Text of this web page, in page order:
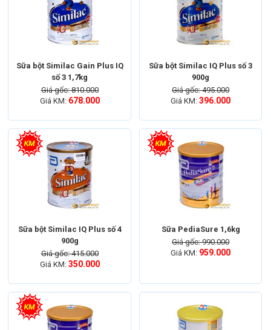
Sữa bột Similac Gain Plus IQ
số 3 1,7kg
Giá gốc: 810.000
Giá KM: 678.000
Sữa bột Similac IQ Plus số 3
900g
Giá gốc: 495.000
Giá KM:396.000
Sữa bột Similac IQ Plus số 4
900g
Giá gốc: 415.000
Giá KM: 350.000
Sữa PediaSure 1,6kg
Giá gốc: 990.000
Giá KM: 959.000